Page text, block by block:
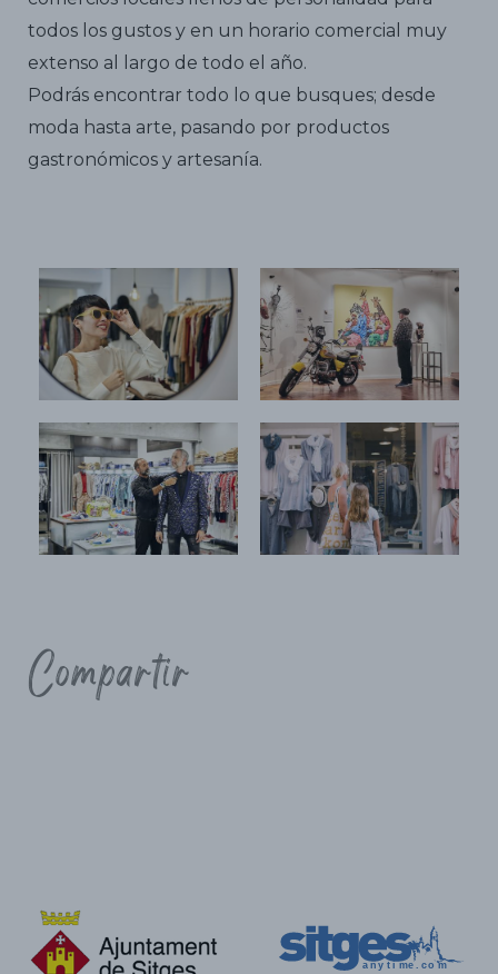
todos los gustos y en un horario comercial muy
extenso al largo de todo el año.
Podrás encontrar todo lo que busques; desde
moda hasta arte, pasando por productos
gastronómicos y artesanía.
Compartir